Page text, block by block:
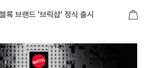
록 브랜드 '브릭샵' 정식 출시